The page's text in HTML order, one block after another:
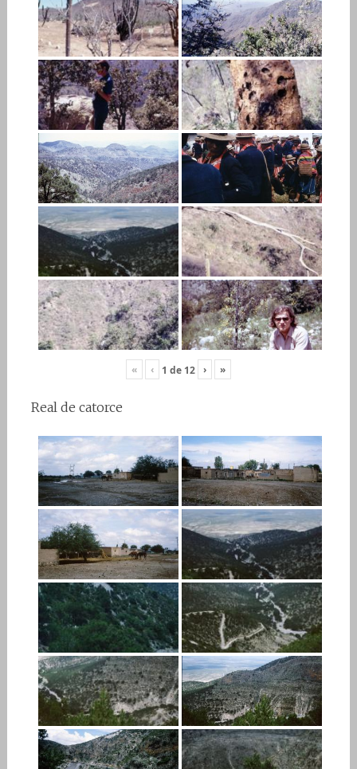
« ‹ 1 de 12 › »
Real de catorce